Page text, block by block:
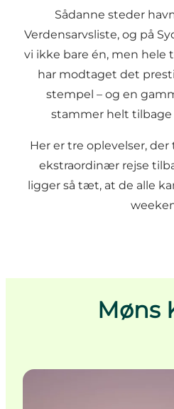
Sådanne steder
Verdensarvsliste, og på
vi ikke bare én, men hele
har modtaget det
stempel – og en
stammer helt tilbage
Her er tre oplevelser,
ekstraordinær rejse
ligger så tæt, at de alle
Møns